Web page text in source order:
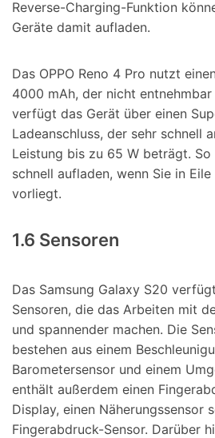
Reverse-Charging-Funktion
Geräte damit aufladen.
Das OPPO Reno 4 Pro nutzt
4000 mAh, der nicht
verfügt das Gerät über einen
Ladeanschluss, der sehr schnell
Leistung bis zu 65 W beträgt. So
schnell aufladen, wenn Sie in
vorliegt.
1.6 Sensoren
Das Samsung Galaxy S20
Sensoren, die das Arbeiten mit
und spannender machen. Die
bestehen aus einem
Barometersensor und einem
enthält außerdem einen
Display, einen Näherungssensor
Fingerabdruck-Sensor. Darüber